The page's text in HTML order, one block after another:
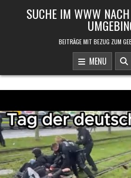
SUCHE IM WWW
BEITRÄGE MIT BEZUG ZUM
MENU